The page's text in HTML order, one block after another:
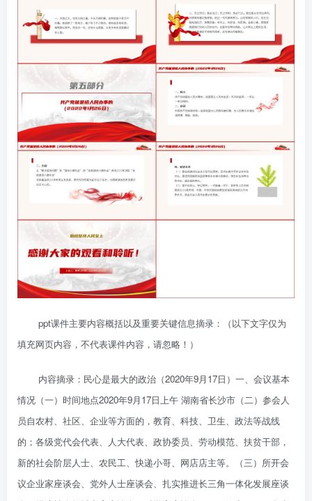
ppt课件主要内容概括以及重要关键信息摘录：（以下文字仅为
填充网页内容，不代表课件内容，请忽略！）
内容摘录：民心是最大的政治（2020年9月17日）一、会议基本
情况（一）时间地点2020年9月17日上午 湖南省长沙市（二）参会人
员自农村、社区、企业等方面的，教育、科技、卫生、政法等战线
的；各级党代会代表、人大代表、政协委员、劳动模范、扶贫干部，
新的社会阶层人士、农民工、快递小哥、网店店主等。（三）所开会
议企业家座谈会、党外人士座谈会、扎实推进长三角一体化发展座谈